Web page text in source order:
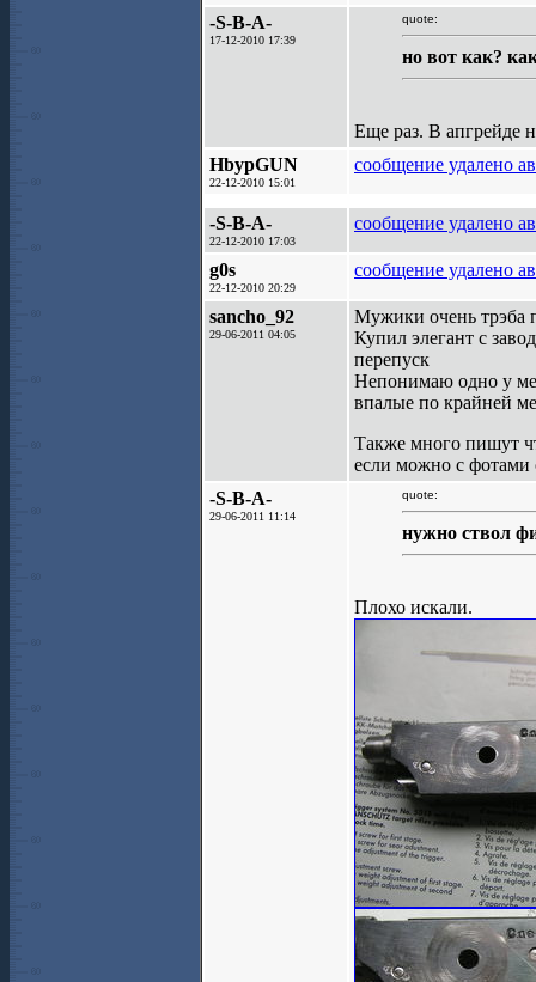
-S-B-A-
17-12-2010 17:39
quote:
но вот как?
Еще раз. В апгрейде
HbypGUN
22-12-2010 15:01
сообщение удалено
-S-B-A-
22-12-2010 17:03
сообщение удалено
g0s
22-12-2010 20:29
сообщение удалено
sancho_92
29-06-2011 04:05
Мужики очень трэба
Купил элегант с
перепуск
Непонимаю одно у
впалые по крайней
Также много пишут
если можно с фотами
-S-B-A-
29-06-2011 11:14
quote:
нужно ствол
Плохо искали.